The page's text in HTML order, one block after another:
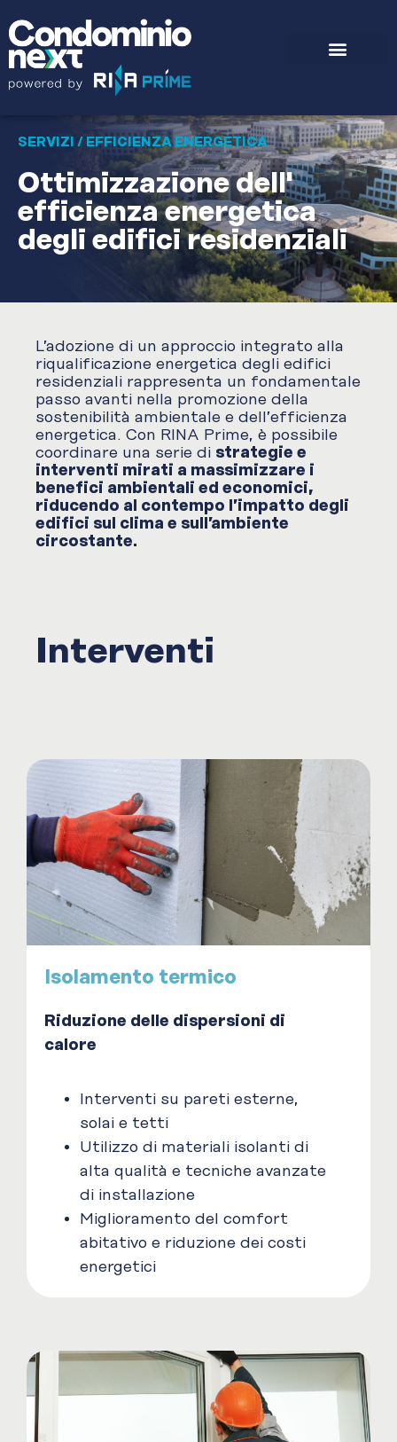
SERVIZI / EFFICIENZA ENERGETICA
Ottimizzazione dell'
efficienza energetica
degli edifici residenziali
L’adozione di un approccio integrato alla
riqualificazione energetica degli edifici
residenziali rappresenta un fondamentale
passo avanti nella promozione della
sostenibilità ambientale e dell’efficienza
energetica. Con RINA Prime, è possibile
coordinare una serie di strategie e
interventi mirati a massimizzare i
benefici ambientali ed economici,
riducendo al contempo l’impatto degli
edifici sul clima e sull’ambiente
circostante.
Interventi
Isolamento termico
Riduzione delle dispersioni di
calore
Interventi su pareti esterne,
solai e tetti
Utilizzo di materiali isolanti di
alta qualità e tecniche avanzate
di installazione
Miglioramento del comfort
abitativo e riduzione dei costi
energetici